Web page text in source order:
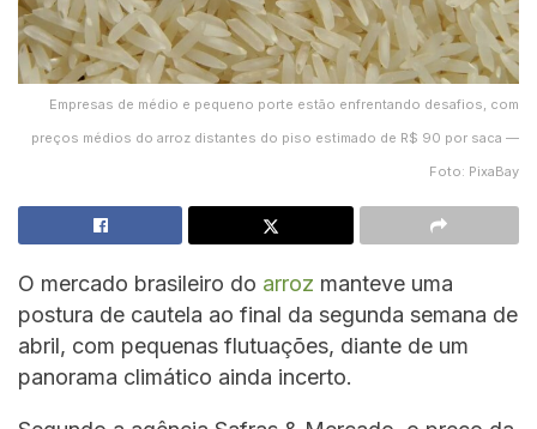
Empresas de médio e pequeno porte estão enfrentando desafios, com
preços médios do arroz distantes do piso estimado de R$ 90 por saca —
Foto: PixaBay
O mercado brasileiro do arroz manteve uma
postura de cautela ao final da segunda semana de
abril, com pequenas flutuações, diante de um
panorama climático ainda incerto.